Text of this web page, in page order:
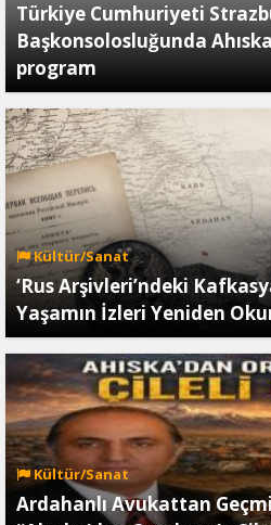
Türkiye Cumhuriyeti
Başkonsolosluğunda
program
Kültür/Sanat
‘Rus Arşivleri’ndeki
Yaşamın İzleri Yeniden
Kültür/Sanat
Ardahanlı Avukattan